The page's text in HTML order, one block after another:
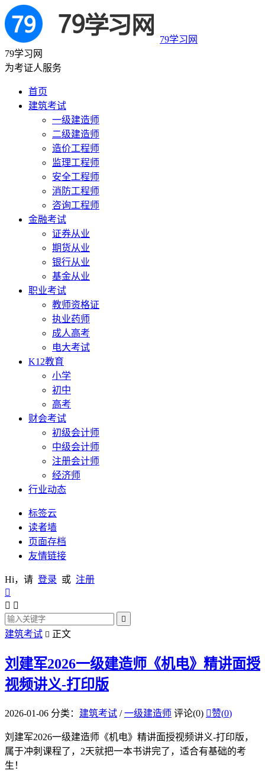
79学习网
79学习网
为考证人服务
首页
建筑考试
一级建造师
二级建造师
造价工程师
监理工程师
安全工程师
消防工程师
咨询工程师
金融考试
证券从业
期货从业
银行从业
基金从业
职业考试
教师资格证
执业药师
成人高考
电大考试
K12教育
小学
初中
高考
财会考试
初级会计师
中级会计师
注册会计师
经济师
行业动态
标签云
读者墙
页面存档
友情链接
Hi，请 登录 或 注册

 

建筑考试  正文
刘建军2026一级建造师《机电》精讲面授
视频讲义-打印版
2026-01-06 分类： 建筑考试 /一级建造师 评论(0) 赞(0)
刘建军2026一级建造师《机电》精讲面授视频讲义-打印版，
属于冲刺课程了，2天就把一本书讲完了，适合有基础的考
生！